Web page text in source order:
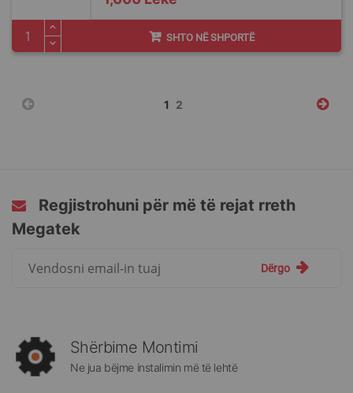
SHTO NË SHPORTË
Faqja
You're
1 Faqja
2
Regjistrohuni për më të rejat rreth
Megatek
rreth
Megatek:
Dërgo
Shërbime Montimi
Ne jua bëjme instalimin më të lehtë